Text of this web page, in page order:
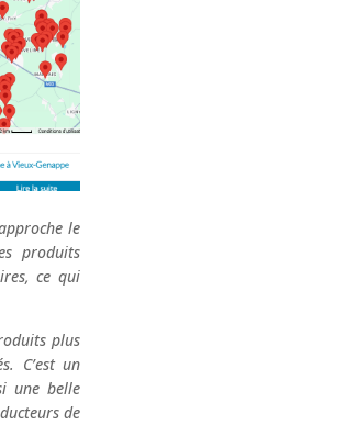
le
produits
ce qui
plus
C’est un
une belle
de